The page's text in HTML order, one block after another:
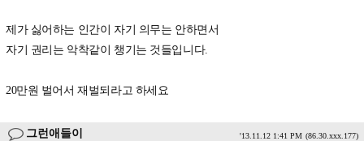
제가 싫어하는 인간이 자기 의무는 안하면서
자기 권리는 악착같이 챙기는 것들입니다.
20만원 벌어서 재벌되라고 하세요
그런애들이 '13.11.12 1:41 PM (86.30.xxx.177)